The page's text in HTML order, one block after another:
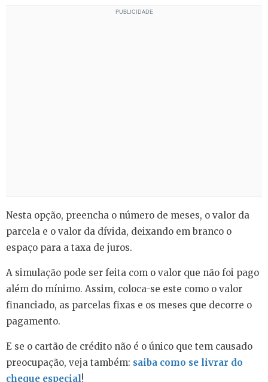
Nesta opção, preencha o número de meses, o valor da
parcela e o valor da dívida, deixando em branco o
espaço para a taxa de juros.
A simulação pode ser feita com o valor que não foi pago
além do mínimo. Assim, coloca-se este como o valor
financiado, as parcelas fixas e os meses que decorre o
pagamento.
E se o cartão de crédito não é o único que tem causado
preocupação, veja também: saiba como se livrar do
cheque especial!